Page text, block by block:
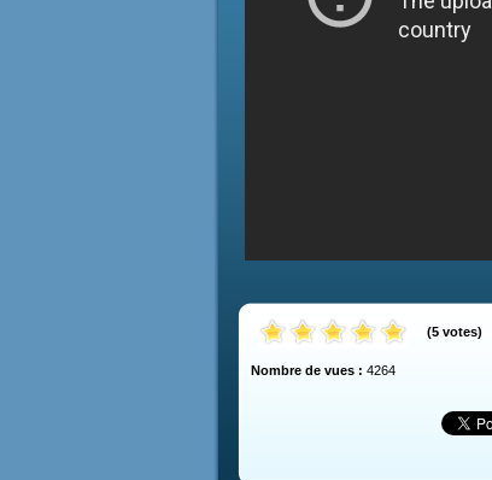
(5 votes)
Nombre de vues : 4264